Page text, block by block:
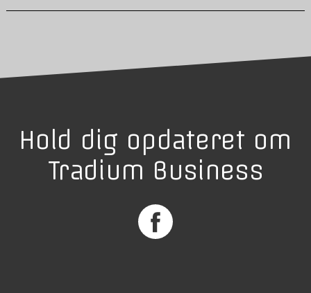
Hold dig opdateret om
Tradium Business